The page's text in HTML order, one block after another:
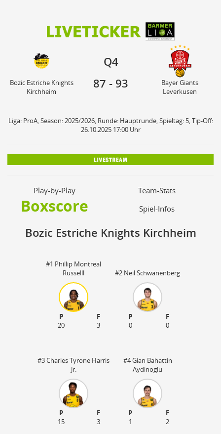
Kirchheim
Bayer Giants
Leverkusen
Q4
87 - 93
Bozic Estriche Knights
Kirchheim
Bayer Giants
Leverkusen
Liga: ProA, Season: 2025/2026, Runde: Hauptrunde, Spieltag: 5, Tip-Off:
26.10.2025 17:00 Uhr
Play-by-Play Team-Stats
Boxscore Spiel-Infos
Bozic Estriche Knights Kirchheim
#1 Phillip Montreal
Russelll
P
F
20
3
#2 Neil Schwanenberg
P
F
0
0
#3 Charles Tyrone Harris
Jr.
P
F
15
3
#4 Gian Bahattin
Aydinoglu
P
F
1
2